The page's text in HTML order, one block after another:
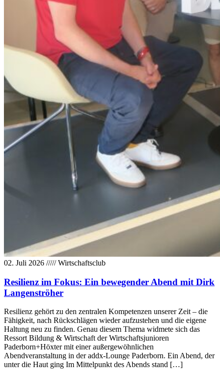
02. Juli 2026 /////Wirtschaftsclub
Resilienz im Fokus: Ein bewegender Abend mit Dirk
Langenströher
Resilienz gehört zu den zentralen Kompetenzen unserer Zeit – die
Fähigkeit, nach Rückschlägen wieder aufzustehen und die eigene
Haltung neu zu finden. Genau diesem Thema widmete sich das
Ressort Bildung & Wirtschaft der Wirtschaftsjunioren
Paderborn+Höxter mit einer außergewöhnlichen
Abendveranstaltung in der addx-Lounge Paderborn. Ein Abend, der
unter die Haut ging Im Mittelpunkt des Abends stand […]